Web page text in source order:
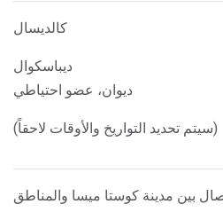
كالديسال
ديباسكوال
ديوان، عضو احتياطي
(سيتم تحديد التواريخ والأوقات لاحقاً)
بين مدينة كوستا ميسا والمناطق